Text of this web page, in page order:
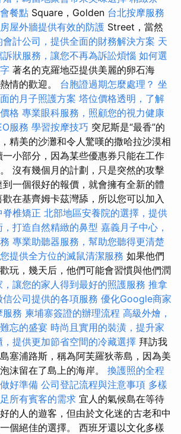
餐點 Square，Golden 台北按摩服務
屋外牆提供有效的防護 Street，當然
會計公司，提供全面的財務解決方案 天
訴狀服務，讓您不再為訴訟煩惱 如何選
著名的克羅地亞提供美麗的卵石海
情的歡迎。 台胞證過期怎麼處理？ 坐
的月子照護方案 塔位價格透明，了解
格 專業眼科服務，照顧您的視力健康
服務 學習按摩技巧 突尼斯是“最香”的
精美的沙灘和令人驚嘆的撒哈拉沙漠相
小部分，因為某些優惠券只能在工作
沒有幾個月的計劃，只是突然的攻擊
一個很好的報價，就會擁有全新的體
在基齊姆卡茲灣舔，所以您可以加入
脊椎矯正 北部地區安養院的選擇，提供
，打造自然精緻的鼻型 嘉義月子中心，
專業助聽器服務，幫助您聽得更清楚
提供全方位的滅鼠清潔服務 如果他們
玩，幾天后，他們可能會習慣與他們潤
，讓您的家人得到最好的照護服務 推拿
信公司提供的各項服務 優化Google商家
服務 柬埔寨簽證的辦理流程 高級外燴，
忘的盛宴 時尚且實用的裝潢，提升家
，提供更加節省空間的冷藏選擇 拜訪我
塞浦路斯，稱為阿芙羅狄蒂島，因為美
沫留在了島上的海岸。 換護照的全程
好準備 公司登記流程與注意事項 多樣
所有賓客的需求 宜人的氣候島在等待
的人的遊客，但由於文化迷的古老和中
個絕佳的選擇。 西班牙還以文化多樣